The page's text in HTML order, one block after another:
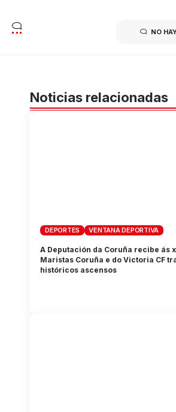
NO
Noticias relacionadas
DEPORTES VENTANA DEPORTIVA
A Deputación da Coruña recibe ás
Maristas Coruña e do Victoria CF
históricos ascensos